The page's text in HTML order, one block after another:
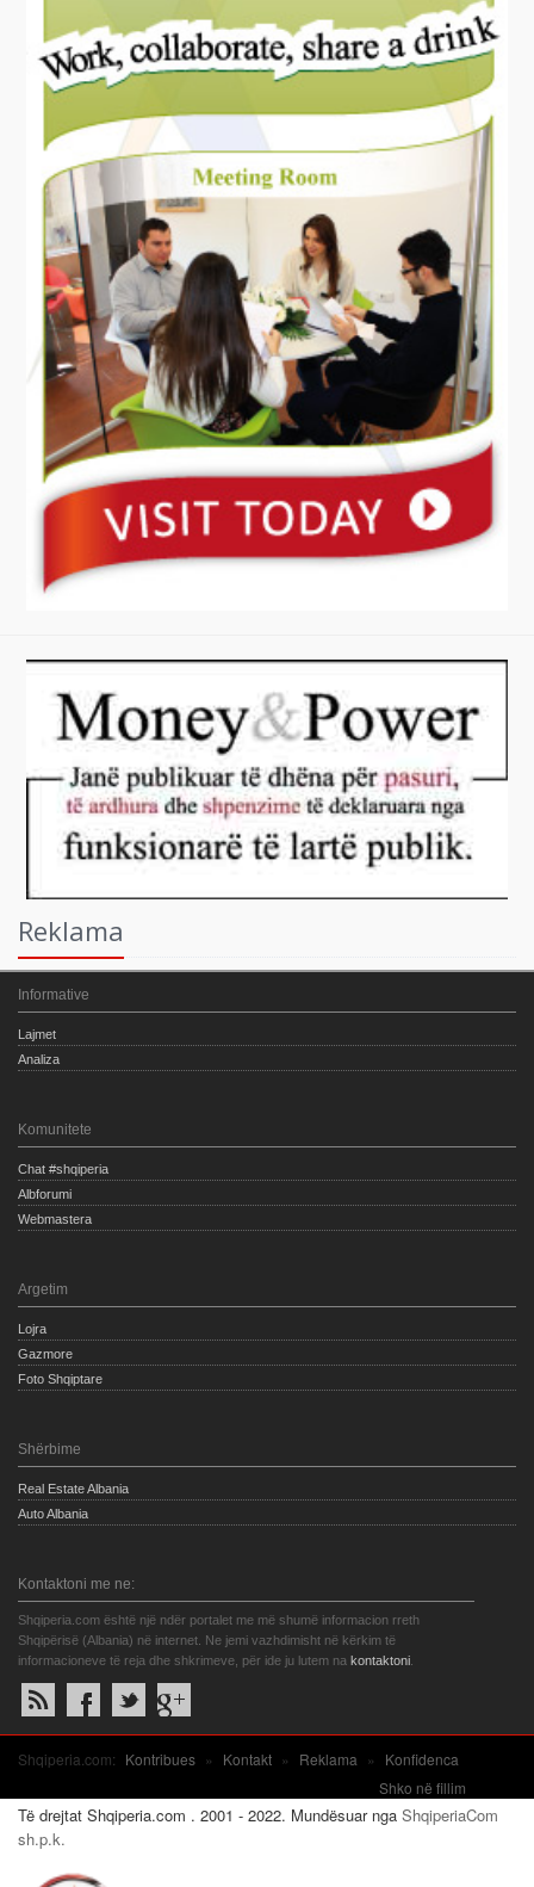
Reklama
Informative
Lajmet
Analiza
Komunitete
Chat #shqiperia
Albforumi
Webmastera
Argetim
Lojra
Gazmore
Foto Shqiptare
Shërbime
Real Estate Albania
Auto Albania
Kontaktoni me ne:
Shqiperia.com është një ndër portalet me më shumë informacion rreth
Shqipërisë (Albania) në internet. Ne jemi vazhdimisht në kërkim të
informacioneve të reja dhe shkrimeve, për ide ju lutem na kontaktoni
Shqiperia.com: Kontribues » Kontakt » Reklama »
Konfidenca
Shko në fillim
Të drejtat Shqiperia.com . 2001 - 2022. Mundësuar nga ShqiperiaCom
sh.p.k.